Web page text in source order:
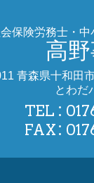
保険労務士・中
高
青森県十和田
とわだ
TEL
FAX